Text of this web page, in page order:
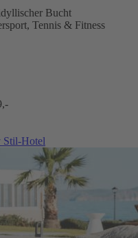
Bucht
Tennis & Fitness
Hotel